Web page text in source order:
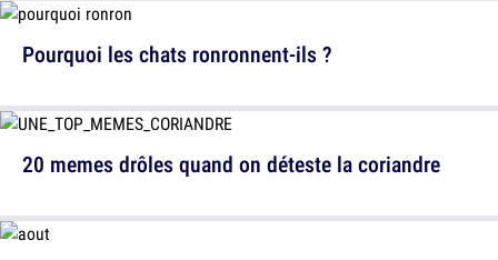
Pourquoi les chats ronronnent-ils ?
20 memes drôles quand on déteste la coriandre